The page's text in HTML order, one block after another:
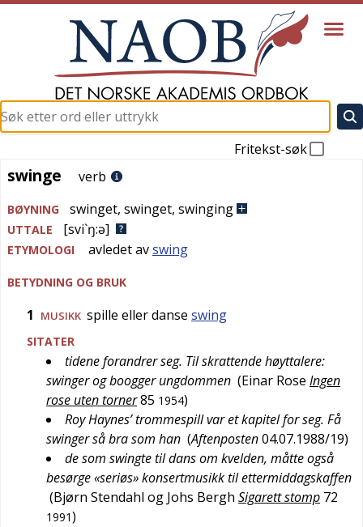
Fritekst-søk
swinge
swinge verb
BØYNING swinget, swinget, swinging
UTTALE [svi`ŋ:ə]
ETYMOLOGI avledet avswing
BETYDNING OG BRUK
1 MUSIKK spille eller danse swing
SITATER
tidene forandrer seg. Til skrattende høyttalere:
swinger og boogger ungdommen (Einar Rose Ingen
rose uten torner85 1954)
Roy Haynes’ trommespill var et kapitel for seg. Få
swinger så bra som han (Aftenposten04.07.1988/19)
de som swingte til dans om kvelden, måtte også
besørge «seriøs» konsertmusikk til ettermiddagskaffen
(Bjørn Stendahl og Johs Bergh Sigarett stomp 72
1991)